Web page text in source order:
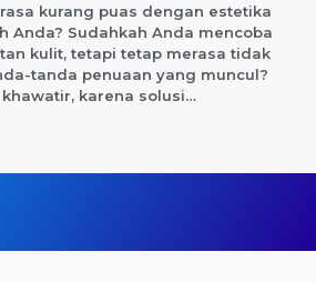
kurang puas dengan estetika
Anda? Sudahkah Anda mencoba
kulit, tetapi tetap merasa tidak
tanda penuaan yang muncul?
karena solusi…